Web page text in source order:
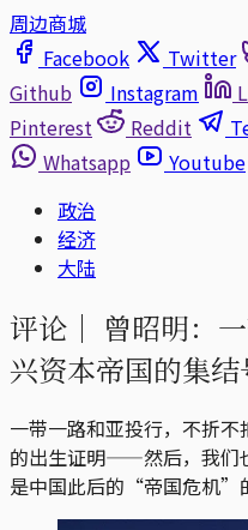
周边商城
Facebook
Twitter
Github
Instagram
Pinterest
Reddit
Whatsapp
Youtube
政治
经济
大陆
评论｜ 曾昭明：
兴资本帝国的集结
一带一路和亚投行，不折
的出生证明——然后，我们
是中国此后的“帝国危机”